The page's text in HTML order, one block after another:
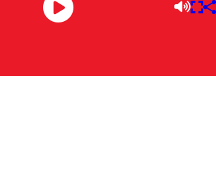
Descarga la APP